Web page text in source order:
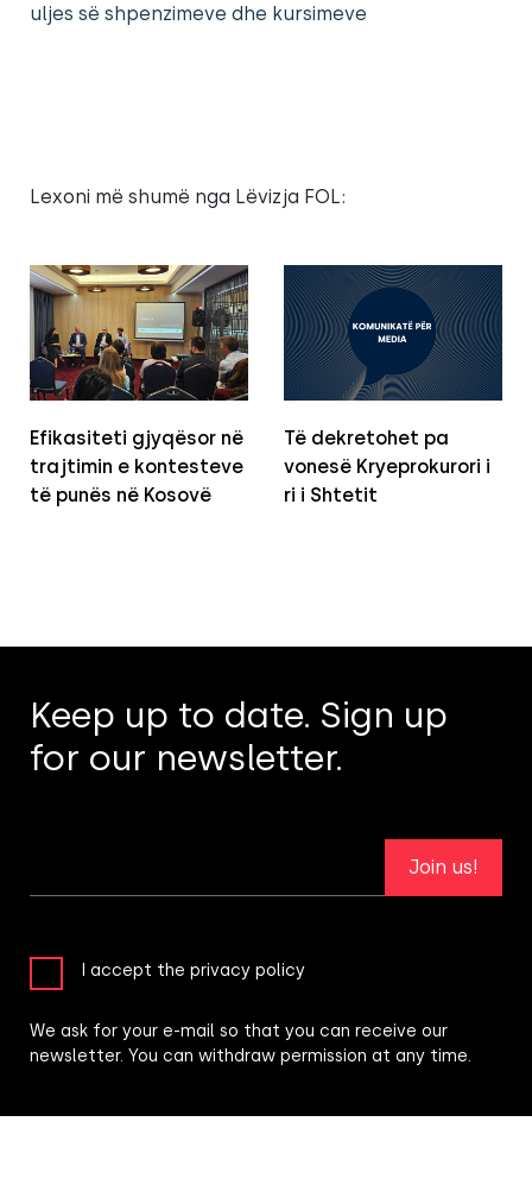
uljes së shpenzimeve dhe kursimeve
Lexoni më shumë nga Lëvizja FOL:
Efikasiteti gjyqësor në
trajtimin e kontesteve
të punës në Kosovë
Të dekretohet pa
vonesë Kryeprokurori i
ri i Shtetit
Keep up to date. Sign up
for our newsletter.
Join us!
I accept the privacy policy
We ask for your e-mail so that you can receive our
newsletter. You can withdraw permission at any time.